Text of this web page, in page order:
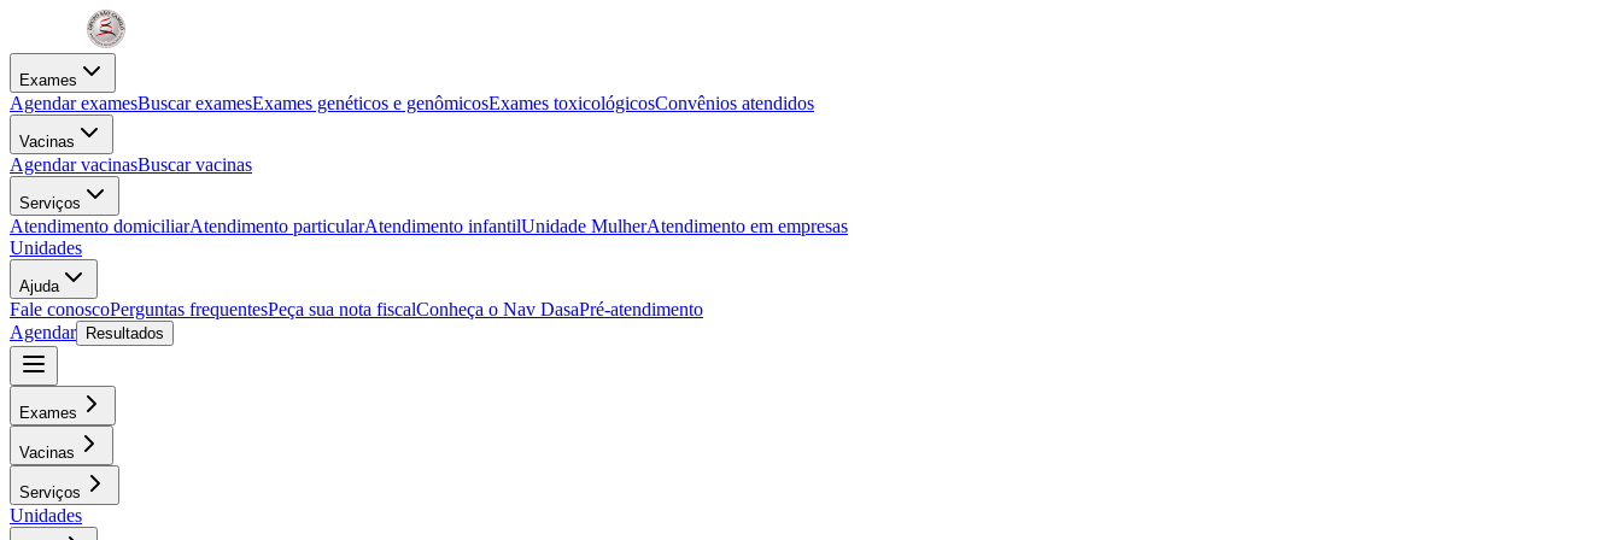
Exames
Agendar examesBuscar examesExames genéticos e genômicosExames toxicológicosConvênios atendidos
Vacinas
Agendar vacinasBuscar vacinas
Serviços
Atendimento domiciliarAtendimento particularAtendimento infantilUnidade MulherAtendimento em empresas
Unidades
Ajuda
Fale conoscoPerguntas frequentesPeça sua nota fiscalConheça o Nav DasaPré-atendimento
Agendar
Resultados
Exames
Vacinas
Serviços
Unidades